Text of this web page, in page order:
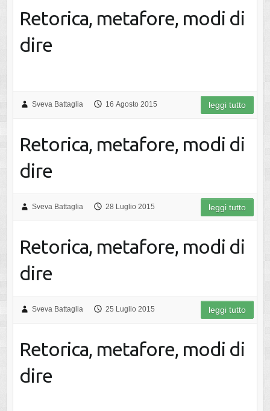
Retorica, metafore, modi di
dire
Sveva Battaglia 16 Agosto 2015 leggi tutto
Retorica, metafore, modi di
dire
Sveva Battaglia 28 Luglio 2015 leggi tutto
Retorica, metafore, modi di
dire
Sveva Battaglia 25 Luglio 2015 leggi tutto
Retorica, metafore, modi di
dire